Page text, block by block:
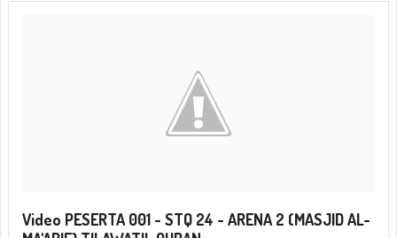
Video PESERTA 001 - STQ 24 - ARENA 2 (MASJID AL-